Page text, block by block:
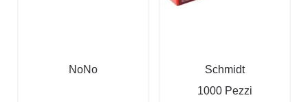
NoNo
Schmidt
1000 Pezzi